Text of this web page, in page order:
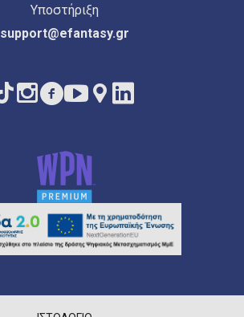
Υποστήριξη
support@efantasy.gr